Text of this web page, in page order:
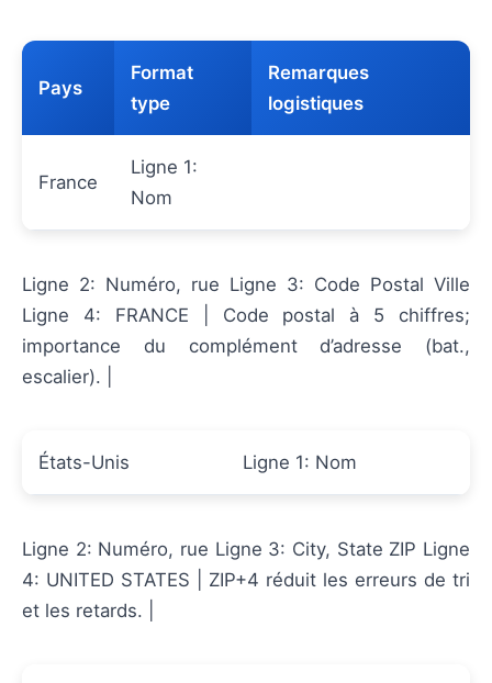
Pays
Format
type
Remarques
logistiques
France
Ligne 1:
Nom
Ligne 2: Numéro, rue Ligne 3: Code Postal Ville
Ligne 4: FRANCE | Code postal à 5 chiffres;
importance du complément d’adresse (bat.,
escalier). |
États-Unis Ligne 1: Nom
Ligne 2: Numéro, rue Ligne 3: City, State ZIP Ligne
4: UNITED STATES | ZIP+4 réduit les erreurs de tri
et les retards. |